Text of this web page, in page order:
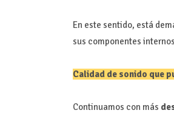
En este sentido, está
sus componentes
Calidad de sonido que
Continuamos con más